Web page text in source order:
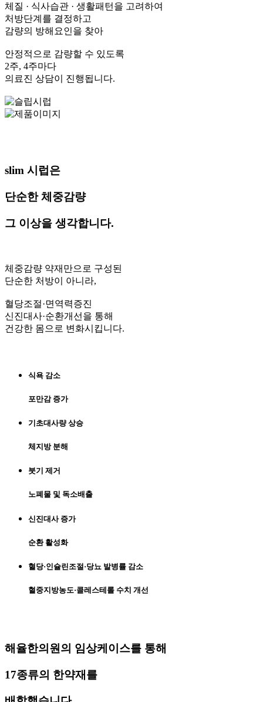
체질 · 식사습관 · 생활패턴을 고려하여
처방단계를 결정하고
감량의 방해요인을 찾아
안정적으로 감량할 수 있도록
2주, 4주마다
의료진 상담이 진행됩니다.
slim 시럽은
단순한 체중감량
그 이상을 생각합니다.
체중감량 약재만으로 구성된
단순한 처방이 아니라,
혈당조절·면역력증진
신진대사·순환개선을 통해
건강한 몸으로 변화시킵니다.
식욕 감소
포만감 증가
기초대사량 상승
체지방 분해
붓기 제거
노폐물 및 독소배출
신진대사 증가
순환 활성화
혈당·인슐린조절·당뇨 발병률 감소
혈중지방농도·콜레스테롤 수치 개선
해율한의원의 임상케이스를 통해
17종류의 한약재를